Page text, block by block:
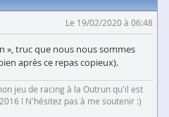
Le 19/02/2020 à 06:48
», truc que nous nous sommes
après ce repas copieux).
jeu de racing à la Outrun qu'il est
! N'hésitez pas à me soutenir :)